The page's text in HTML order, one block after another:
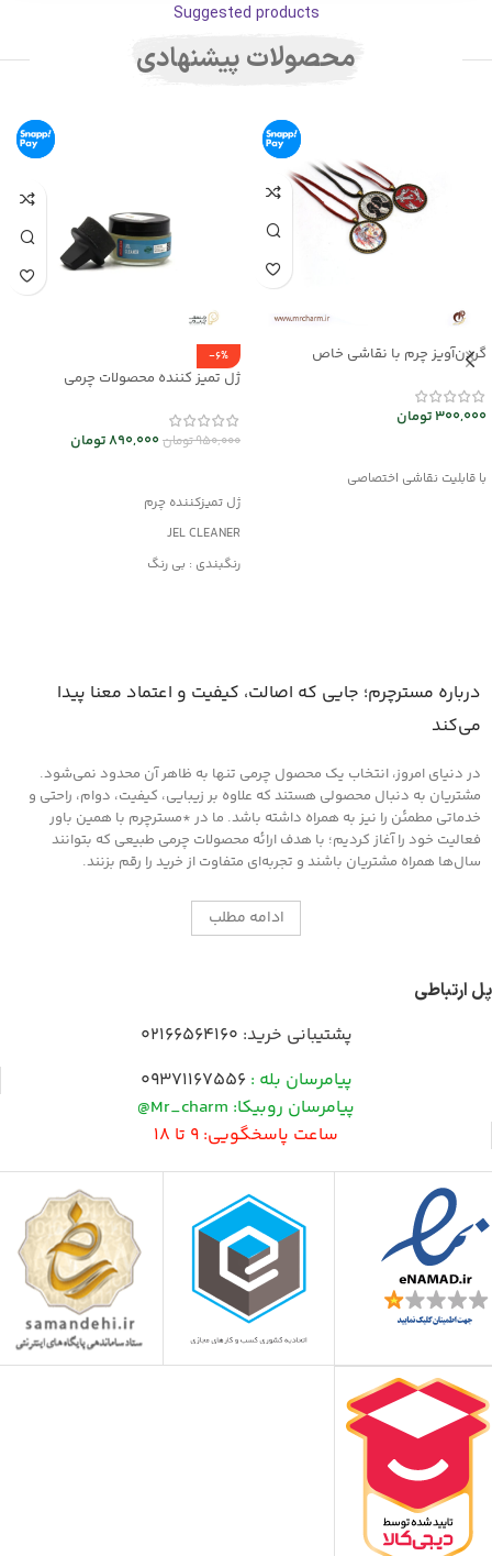
Suggested products
محصولات پیشنهادی
گردن‌آویز چرم با نقاشی خاص
mrc2714-14
300,000تومان
با قابلیت نقاشی اختصاصی
-6%
ژل تمیز کننده محصولات چرمی
950,000تومان890,000تومان
ژل تمیزکننده چرم
JEL CLEANER
رنگبندی : بی رنگ
درباره مسترچرم؛ جایی که اصالت، کیفیت و اعتماد معنا پیدا
می‌کند
در دنیای امروز، انتخاب یک محصول چرمی تنها به ظاهر آن محدود نمی‌شود.
مشتریان به دنبال محصولی هستند که علاوه بر زیبایی، کیفیت، دوام، راحتی و
خدماتی مطمئن را نیز به همراه داشته باشد. ما در *مسترچرم با همین باور
فعالیت خود را آغاز کردیم؛ با هدف ارائه محصولات چرمی طبیعی که بتوانند
سال‌ها همراه مشتریان باشند و تجربه‌ای متفاوت از خرید را رقم بزنند.
ادامه مطلب
پل ارتباطی
پشتیبانی خرید: 02166564160
پیامرسان بله : 09371167556
پیامرسان روبیکا: Mr_charm@
ساعت پاسخگویی: 9 تا 18